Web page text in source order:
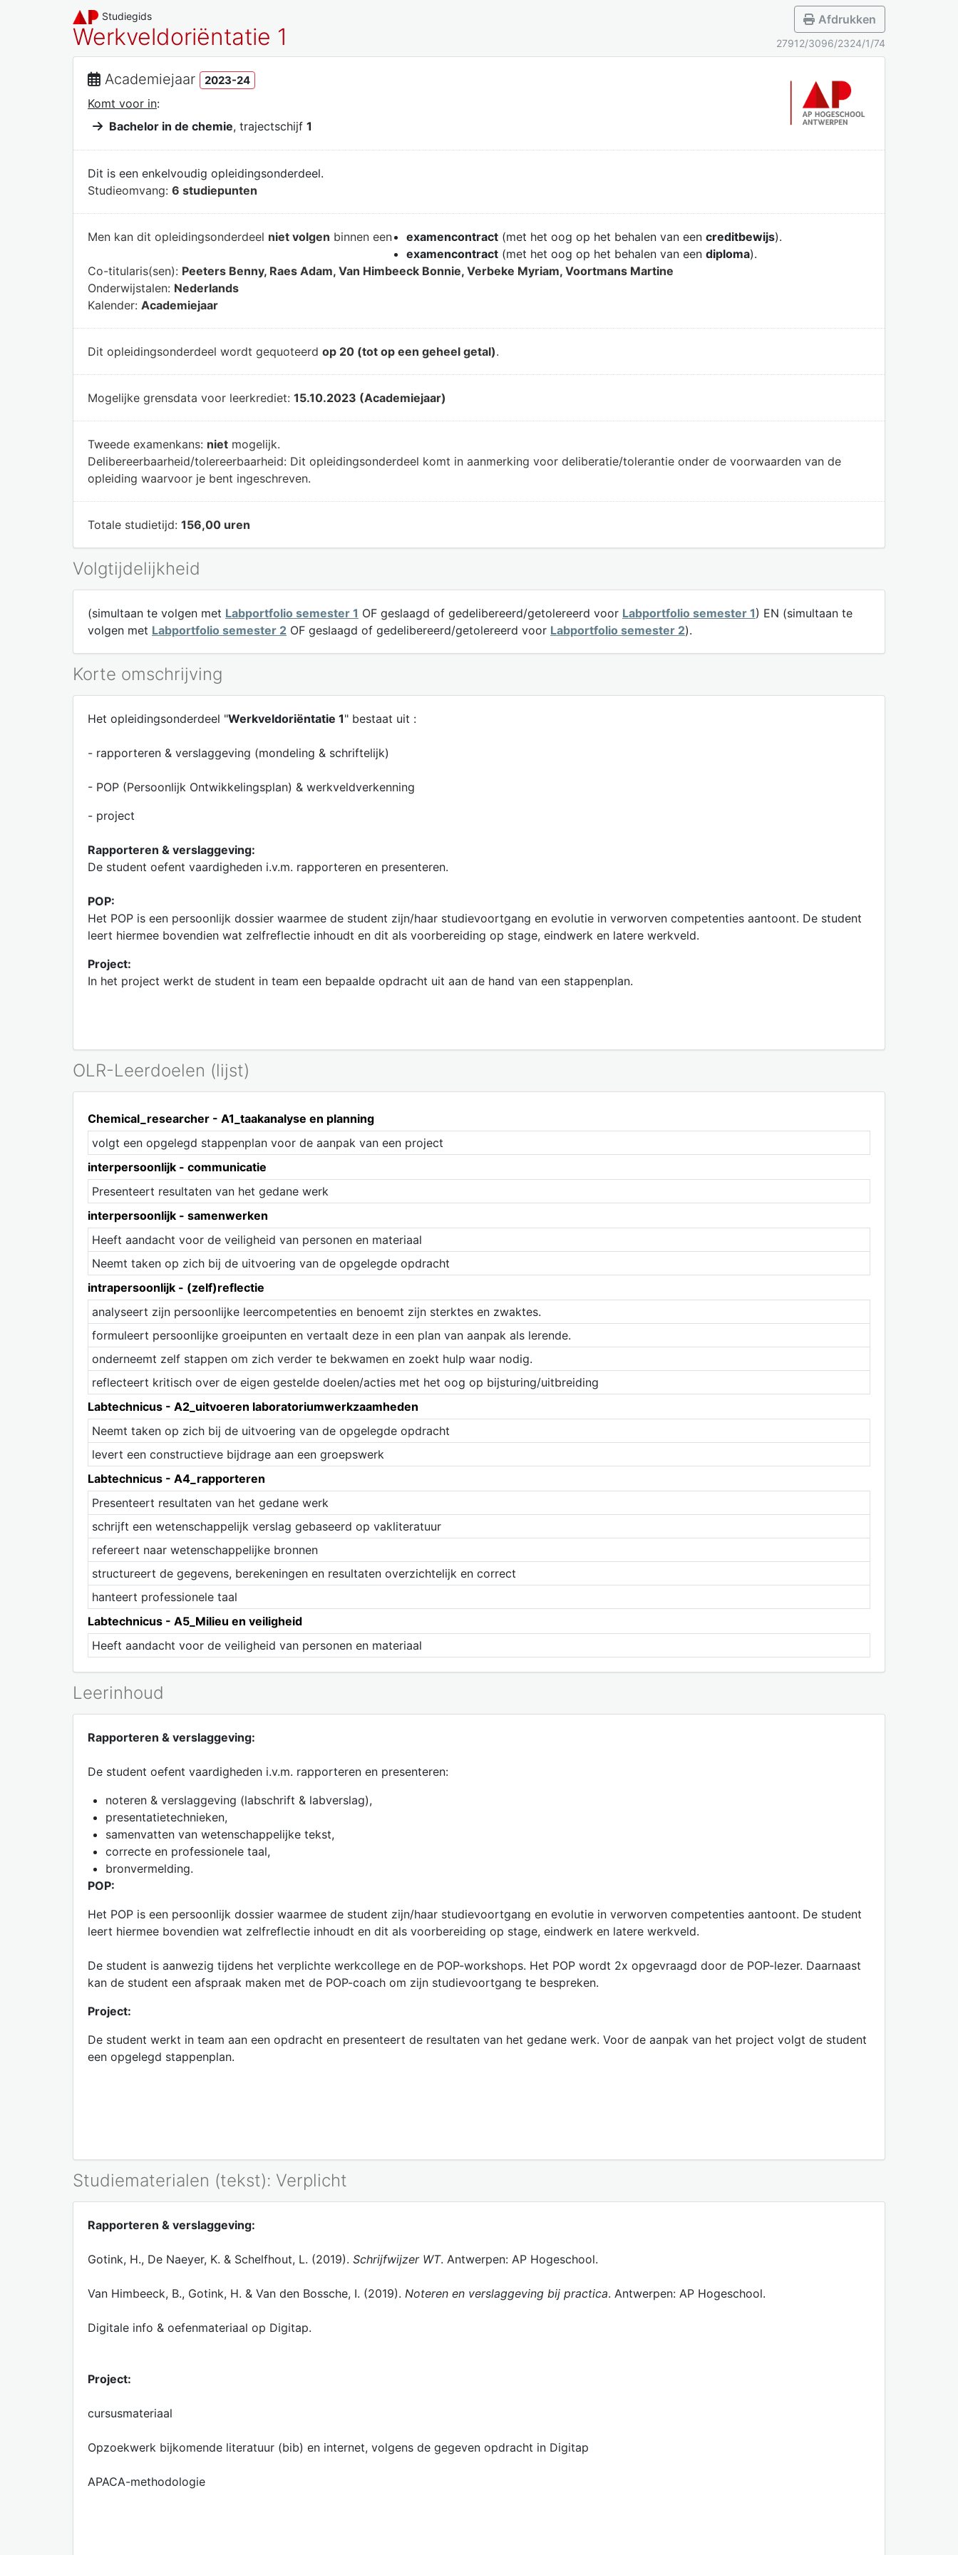
Studiegids
Werkveldoriëntatie 1
Afdrukken
27912/3096/2324/1/74
Academiejaar 2023-24
Komt voor in:
Bachelor in de chemie, trajectschijf 1
Dit is een enkelvoudig opleidingsonderdeel.
Studieomvang: 6 studiepunten
Men kan dit opleidingsonderdeel niet volgen binnen een examencontract (met het oog op het behalen van een creditbewijs).
examencontract (met het oog op het behalen van een diploma).
Co-titularis(sen): Peeters Benny, Raes Adam, Van Himbeeck Bonnie, Verbeke Myriam, Voortmans Martine
Onderwijstalen: Nederlands
Kalender: Academiejaar
Dit opleidingsonderdeel wordt gequoteerd op 20 (tot op een geheel getal).
Mogelijke grensdata voor leerkrediet: 15.10.2023 (Academiejaar)
Tweede examenkans: niet mogelijk.
Delibereerbaarheid/tolereerbaarheid: Dit opleidingsonderdeel komt in aanmerking voor deliberatie/tolerantie onder de voorwaarden van de
opleiding waarvoor je bent ingeschreven.
Totale studietijd: 156,00 uren
Volgtijdelijkheid
(simultaan te volgen met Labportfolio semester 1 OF geslaagd of gedelibereerd/getolereerd voor Labportfolio semester 1) EN (simultaan te
volgen met Labportfolio semester 2 OF geslaagd of gedelibereerd/getolereerd voor Labportfolio semester 2).
Korte omschrijving
Het opleidingsonderdeel "Werkveldoriëntatie 1" bestaat uit :
- rapporteren & verslaggeving (mondeling & schriftelijk)
- POP (Persoonlijk Ontwikkelingsplan) & werkveldverkenning
- project
Rapporteren & verslaggeving:
De student oefent vaardigheden i.v.m. rapporteren en presenteren.
POP:
Het POP is een persoonlijk dossier waarmee de student zijn/haar studievoortgang en evolutie in verworven competenties aantoont. De student
leert hiermee bovendien wat zelfreflectie inhoudt en dit als voorbereiding op stage, eindwerk en latere werkveld.
Project:
In het project werkt de student in team een bepaalde opdracht uit aan de hand van een stappenplan.
OLR-Leerdoelen (lijst)
Chemical_researcher - A1_taakanalyse en planning
volgt een opgelegd stappenplan voor de aanpak van een project
interpersoonlijk - communicatie
Presenteert resultaten van het gedane werk
interpersoonlijk - samenwerken
Heeft aandacht voor de veiligheid van personen en materiaal
Neemt taken op zich bij de uitvoering van de opgelegde opdracht
intrapersoonlijk - (zelf)reflectie
analyseert zijn persoonlijke leercompetenties en benoemt zijn sterktes en zwaktes.
formuleert persoonlijke groeipunten en vertaalt deze in een plan van aanpak als lerende.
onderneemt zelf stappen om zich verder te bekwamen en zoekt hulp waar nodig.
reflecteert kritisch over de eigen gestelde doelen/acties met het oog op bijsturing/uitbreiding
Labtechnicus - A2_uitvoeren laboratoriumwerkzaamheden
Neemt taken op zich bij de uitvoering van de opgelegde opdracht
levert een constructieve bijdrage aan een groepswerk
Labtechnicus - A4_rapporteren
Presenteert resultaten van het gedane werk
schrijft een wetenschappelijk verslag gebaseerd op vakliteratuur
refereert naar wetenschappelijke bronnen
structureert de gegevens, berekeningen en resultaten overzichtelijk en correct
hanteert professionele taal
Labtechnicus - A5_Milieu en veiligheid
Heeft aandacht voor de veiligheid van personen en materiaal
Leerinhoud
Rapporteren & verslaggeving:
De student oefent vaardigheden i.v.m. rapporteren en presenteren:
noteren & verslaggeving (labschrift & labverslag),
presentatietechnieken,
samenvatten van wetenschappelijke tekst,
correcte en professionele taal,
bronvermelding.
POP:
Het POP is een persoonlijk dossier waarmee de student zijn/haar studievoortgang en evolutie in verworven competenties aantoont. De student
leert hiermee bovendien wat zelfreflectie inhoudt en dit als voorbereiding op stage, eindwerk en latere werkveld.
De student is aanwezig tijdens het verplichte werkcollege en de POP-workshops. Het POP wordt 2x opgevraagd door de POP-lezer. Daarnaast
kan de student een afspraak maken met de POP-coach om zijn studievoortgang te bespreken.
Project:
De student werkt in team aan een opdracht en presenteert de resultaten van het gedane werk. Voor de aanpak van het project volgt de student
een opgelegd stappenplan.
Studiematerialen (tekst): Verplicht
Rapporteren & verslaggeving:
Gotink, H., De Naeyer, K. & Schelfhout, L. (2019). Schrijfwijzer WT. Antwerpen: AP Hogeschool.
Van Himbeeck, B., Gotink, H. & Van den Bossche, I. (2019). Noteren en verslaggeving bij practica. Antwerpen: AP Hogeschool.
Digitale info & oefenmateriaal op Digitap.
Project:
cursusmateriaal
Opzoekwerk bijkomende literatuur (bib) en internet, volgens de gegeven opdracht in Digitap
APACA-methodologie